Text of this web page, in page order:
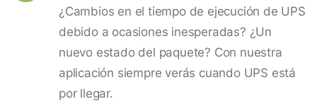
¿Cambios en el tiempo de ejecución de UPS
debido a ocasiones inesperadas? ¿Un
nuevo estado del paquete? Con nuestra
aplicación siempre verás cuando UPS está
por llegar.